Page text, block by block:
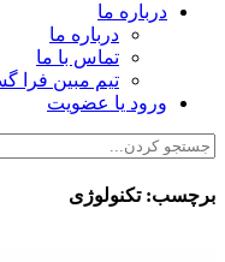
درباره ما
درباره ما
تماس با ما
تیم مبین فرا
ورود یا عضویت
برچسب:تکنولوژی